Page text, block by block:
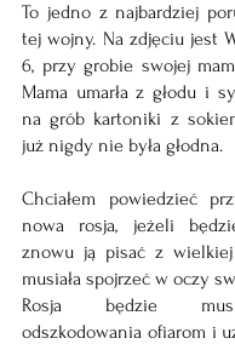
To jedno z najbardziej
tej wojny. Na zdjęciu jest
6, przy grobie swojej
Mama umarła z głodu i
na grób kartoniki z
już nigdy nie była głodna.
Chciałem powiedzieć
nowa rosja, jeżeli
znowu ją pisać z
musiała spojrzeć w oczy
Rosja będzie
odszkodowania ofiarom i